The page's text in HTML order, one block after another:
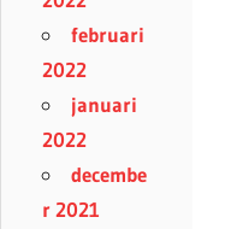
februari
2022
januari
2022
decembe
r 2021